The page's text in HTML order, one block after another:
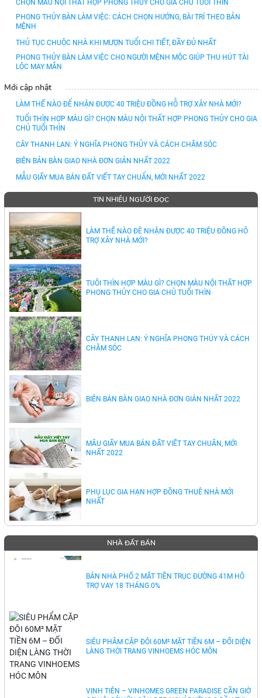
CHỌN MÀU NỘI THẤT HỢP PHONG THỦY CHO GIA CHỦ TUỔI THÌN
PHONG THỦY BÀN LÀM VIỆC: CÁCH CHỌN HƯỚNG, BÀI TRÍ THEO BẢN
MỆNH
THỦ TỤC CHUỘC NHÀ KHI MƯỢN TUỔI CHI TIẾT, ĐẦY ĐỦ NHẤT
PHONG THỦY BÀN LÀM VIỆC CHO NGƯỜI MỆNH MỘC GIÚP THU HÚT TÀI
LỘC MAY MẮN
Mới cập nhật
LÀM THẾ NÀO ĐỂ NHẬN ĐƯỢC 40 TRIỆU ĐỒNG HỖ TRỢ XÂY NHÀ MỚI?
TUỔI THÌN HỢP MÀU GÌ? CHỌN MÀU NỘI THẤT HỢP PHONG THỦY CHO GIA
CHỦ TUỔI THÌN
CÂY THANH LAN: Ý NGHĨA PHONG THỦY VÀ CÁCH CHĂM SÓC
BIÊN BẢN BÀN GIAO NHÀ ĐƠN GIẢN NHẤT 2022
MẪU GIẤY MUA BÁN ĐẤT VIẾT TAY CHUẨN, MỚI NHẤT 2022
TIN NHIỀU NGƯỜI ĐỌC
LÀM THẾ NÀO ĐỂ NHẬN ĐƯỢC 40 TRIỆU ĐỒNG HỖ
TRỢ XÂY NHÀ MỚI?
TUỔI THÌN HỢP MÀU GÌ? CHỌN MÀU NỘI THẤT HỢP
PHONG THỦY CHO GIA CHỦ TUỔI THÌN
CÂY THANH LAN: Ý NGHĨA PHONG THỦY VÀ CÁCH
CHĂM SÓC
BIÊN BẢN BÀN GIAO NHÀ ĐƠN GIẢN NHẤT 2022
MẪU GIẤY MUA BÁN ĐẤT VIẾT TAY CHUẨN, MỚI
NHẤT 2022
PHỤ LỤC GIA HẠN HỢP ĐỒNG THUÊ NHÀ MỚI
NHẤT
NHÀ ĐẤT BÁN
BÁN NHÀ PHỐ 2 MẶT TIỀN TRỤC ĐƯỜNG 41M HỖ
TRỢ VAY 18 THÁNG 0%
SIÊU PHẨM CẶP ĐÔI 60M² MẶT TIỀN 6M – ĐỐI DIỆN
LÀNG THỜI TRANG VINHOEMS HÓC MÔN